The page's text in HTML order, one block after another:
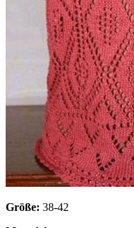
Größe: 38-42